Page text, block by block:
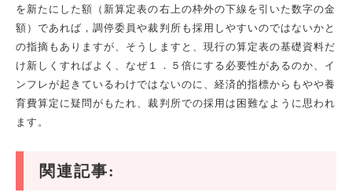
を新たにした額（新算定表の右上の枠外の下線を引いた数字の金
額）であれば，調停委員や裁判所も採用しやすいのではないかと
の指摘もありますが、そうしますと、現行の算定表の基礎資料だ
け新しくすればよく、なぜ１．５倍にする必要性があるのか、イ
ンフレが起きているわけではないのに、経済的指標からもやや養
育費算定に疑問がもたれ、裁判所での採用は困難なように思われ
ます。
関連記事: